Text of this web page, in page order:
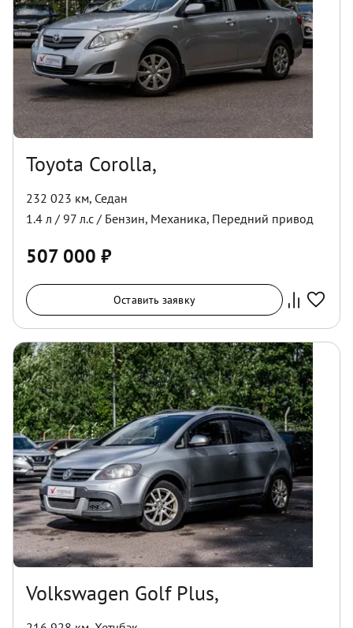
Toyota Corolla,
232 023 км, Седан
1.4 л / 97 л.с / Бензин, Механика, Передний привод
507 000 ₽
Оставить заявку
Volkswagen Golf Plus,